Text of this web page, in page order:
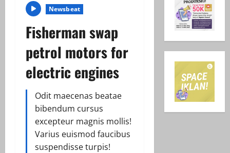
Newsbeat
Fisherman swap
petrol motors for
electric engines
Odit maecenas beatae
bibendum cursus
excepteur magnis mollis!
Varius euismod faucibus
suspendisse turpis!